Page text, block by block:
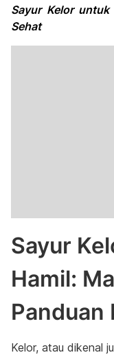
Sayur Kelor
Sehat
Sayur
Hamil:
Panduan
Kelor, atau dikenal